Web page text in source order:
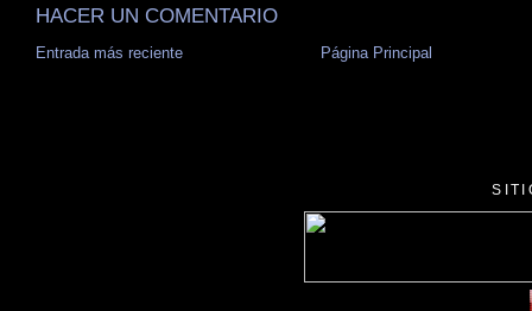
HACER UN COMENTARIO
Entrada más reciente Página Principal